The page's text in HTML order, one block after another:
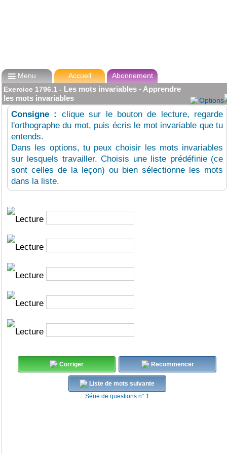
Menu Accueil
Abonnement
Exercice 1796.1 - Les mots invariables - Apprendre
les mots invariables
Options
Consigne : clique sur le bouton de lecture, regarde
l'orthographe du mot, puis écris le mot invariable que tu
entends.
Dans les options, tu peux choisir les mots invariables
sur lesquels travailler. Choisis une liste prédéfinie (ce
sont celles de la leçon) ou bien sélectionne les mots
dans la liste.
Corriger Recommencer
Liste de mots suivante
Série de questions n° 1